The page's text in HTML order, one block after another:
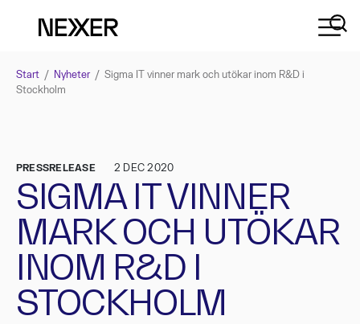
Start / Nyheter / Sigma IT vinner mark och utökar inom R&D i
Stockholm
PRESSRELEASE 2 DEC 2020
SIGMA IT VINNER
MARK OCH UTÖKAR
INOM R&D I
STOCKHOLM